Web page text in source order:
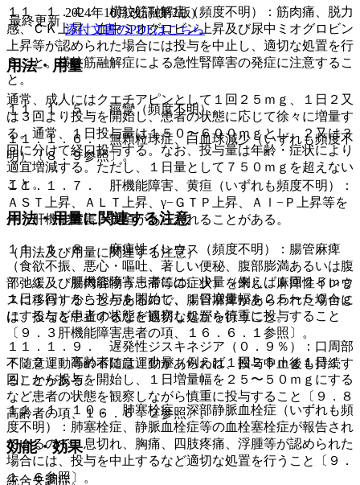
１１．１．４． 横紋筋融解症（頻度不明）：筋肉痛、脱力
感、ＣＫ上昇、血中ミオグロビン上昇及び尿中ミオグロビン
上昇等が認められた場合には投与を中止し、適切な処置を行
うこと。横紋筋融解症による急性腎障害の発症に注意するこ
と。
１１．１．５． 痙攣（頻度不明）。
１１．１．６． 無顆粒球症、白血球減少（いずれも頻度不
明）〔８．９参照〕。
１１．１．７． 肝機能障害、黄疸（いずれも頻度不明）：
ＡＳＴ上昇、ＡＬＴ上昇、γ−ＧＴＰ上昇、Ａｌ−Ｐ上昇等を
伴う肝機能障害、黄疸があらわれることがある。
１１．１．８． 麻痺性イレウス（頻度不明）：腸管麻痺
（食欲不振、悪心・嘔吐、著しい便秘、腹部膨満あるいは腹
部弛緩及び腸内容物うっ滞等の症状）を来し、麻痺性イレウ
スに移行することがあるので、腸管麻痺があらわれた場合に
は、投与を中止するなど適切な処置を行うこと。
１１．１．９． 遅発性ジスキネジア（０．９％）：口周部
不随意運動等の不随意運動があらわれ、投与中止後も持続す
ることがある。
１１．１．１０． 肺塞栓症、深部静脈血栓症（いずれも頻
度不明）：肺塞栓症、静脈血栓症等の血栓塞栓症が報告され
ているので、息切れ、胸痛、四肢疼痛、浮腫等が認められた
場合には、投与を中止するなど適切な処置を行うこと〔９．
１．６参照〕。
最終更新
2024年10月改訂(第2版)
添付文書のPDFはこちら
用法・用量
通常、成人にはクエチアピンとして１回２５ｍｇ、１日２又
は３回より投与を開始し、患者の状態に応じて徐々に増量す
る。通常、１日投与量は１５０〜６００ｍｇとし、２又は３
回に分けて経口投与する。なお、投与量は年齢・症状により
適宜増減する。ただし、１日量として７５０ｍｇを超えない
こと。
用法・用量に関連する注意
（用法及び用量に関連する注意）
７．１． 肝機能障害患者には、少量（例えば１回２５ｍｇ
１日１回）から投与を開始し、１日増量幅を２５〜５０ｍｇ
にするなど患者の状態を観察しながら慎重に投与すること
〔９．３肝機能障害患者の項、１６．６．１参照〕。
７．２． 高齢者には、少量（例えば１回２５ｍｇ１日１
回）から投与を開始し、１日増量幅を２５〜５０ｍｇにする
など患者の状態を観察しながら慎重に投与すること〔９．８
高齢者の項、１６．６．２参照〕。
効能・効果
統合失調症。